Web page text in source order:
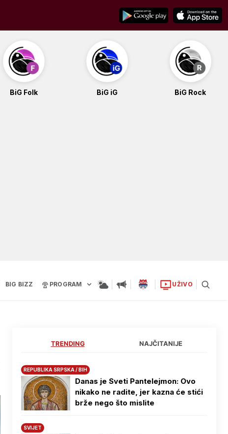
BiG Folk BiG iG BiG Rock
BIG BIZZ PROGRAM UŽIVO
TRENDING NAJČITANIJE
REPUBLIKA SRPSKA / BIH
Danas je Sveti Pantelejmon: Ovo
nikako ne radite, jer kazna će stići
brže nego što mislite
SVIJET